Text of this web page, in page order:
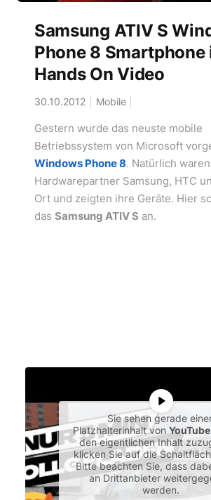
Samsung ATIV S
Phone 8 Smartphone
Hands On Video
30.10.2012 Mobile
Gestern wurde das neuste mobile
Betriebssystem von Microsoft
Windows Phone 8. Natürlich
Hardwarepartner Samsung, HTC
Ort und zeigten ihre Geräte. Hier
das Samsung ATIV S an.
Sie sehen gerade
Platzhalterinhalt vonYouTube
den eigentlichen Inhalt
klicken Sie auf die
Bitte beachten Sie, dass
an Drittanbieter
werden.